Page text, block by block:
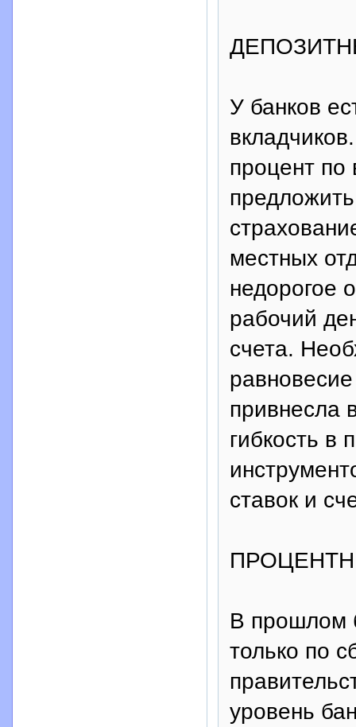
У банков
процент по
местных
недорогое
рабочий
счета.
привнесла
гибкость в
ставок и
В прошлом
только по
уровень